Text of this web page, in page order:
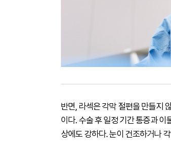
반면, 라섹은 각막 절편을 만들지
이다. 수술 후 일정 기간 통증과 이
상에도 강하다. 눈이 건조하거나